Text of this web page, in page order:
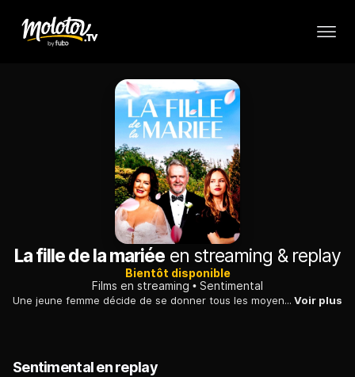
La fille de la mariée en streaming & replay
Bientôt disponible
Films en streaming
Sentimental
Une jeune femme décide de se donner tous les moyens pour saboter le futur mariage de sa mère, qui souhaite épouser un homme qu'elle vient tout juste de rencontrer. Voir plus
Sentimental en replay